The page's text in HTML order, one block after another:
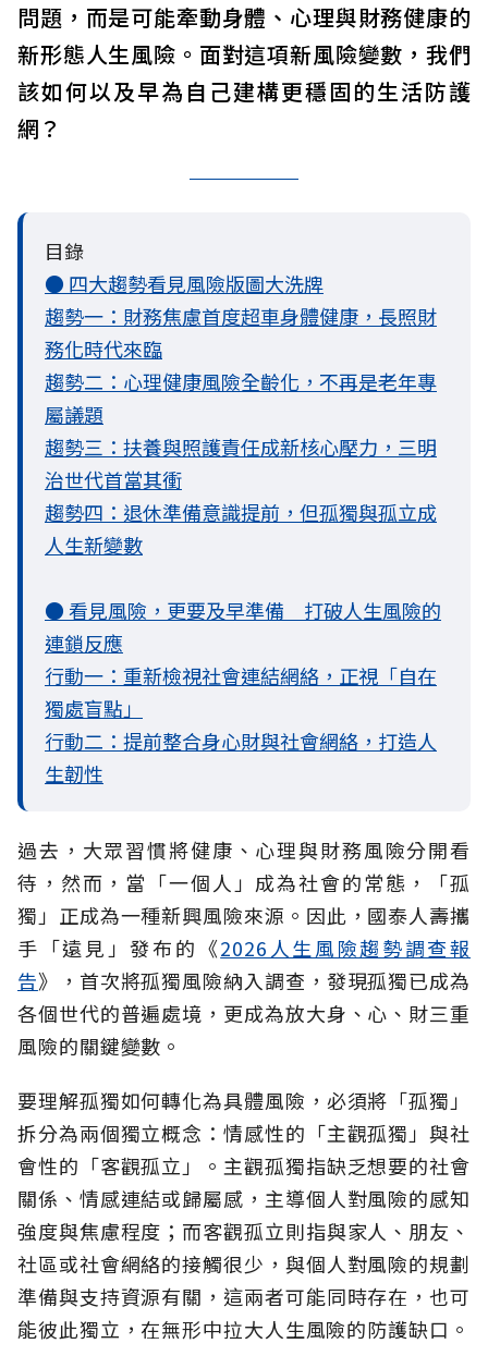
問題，而是可能牽動身體、心理與財務健康的
新形態人生風險。面對這項新風險變數，我們
該如何以及早為自己建構更穩固的生活防護
網？
目錄
● 四大趨勢看見風險版圖大洗牌
趨勢一：財務焦慮首度超車身體健康，長照財
務化時代來臨
趨勢二：心理健康風險全齡化，不再是老年專
屬議題
趨勢三：扶養與照護責任成新核心壓力，三明
治世代首當其衝
趨勢四：退休準備意識提前，但孤獨與孤立成
人生新變數
● 看見風險，更要及早準備 打破人生風險的
連鎖反應
行動一：重新檢視社會連結網絡，正視「自在
獨處盲點」
行動二：提前整合身心財與社會網絡，打造人
生韌性
過去，大眾習慣將健康、心理與財務風險分開看
待，然而，當「一個人」成為社會的常態，「孤
獨」正成為一種新興風險來源。因此，國泰人壽攜
手「遠見」發布的《2026人生風險趨勢調查報
告》，首次將孤獨風險納入調查，發現孤獨已成為
各個世代的普遍處境，更成為放大身、心、財三重
風險的關鍵變數。
要理解孤獨如何轉化為具體風險，必須將「孤獨」
拆分為兩個獨立概念：情感性的「主觀孤獨」與社
會性的「客觀孤立」。主觀孤獨指缺乏想要的社會
關係、情感連結或歸屬感，主導個人對風險的感知
強度與焦慮程度；而客觀孤立則指與家人、朋友、
社區或社會網絡的接觸很少，與個人對風險的規劃
準備與支持資源有關，這兩者可能同時存在，也可
能彼此獨立，在無形中拉大人生風險的防護缺口。